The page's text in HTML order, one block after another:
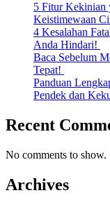
5 Fitur Kekinian
Keistimewaan
4 Kesalahan
Anda Hindari!
Baca Sebelum
Tepat!
Panduan
Pendek dan
Recent
No comments to show.
Archives